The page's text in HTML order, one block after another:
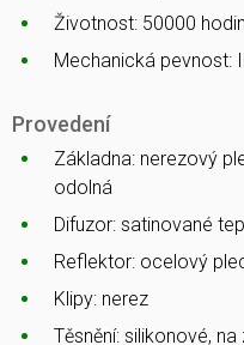
Životnost: 50000
Mechanická pevnost:
Provedení
Základna: nerezový
odolná
Difuzor: satinované
Reflektor: ocelový
Klipy: nerez
Těsnění: silikonové,